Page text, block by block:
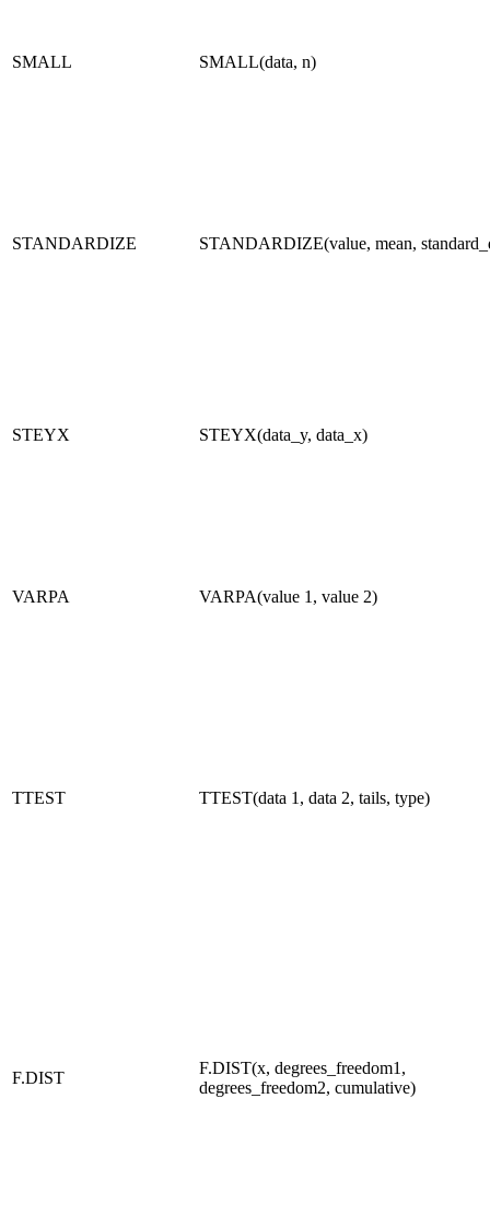
SMALL SMALL(data, n)
STANDARDIZE STANDARDIZE(value, mean,
STEYX STEYX(data_y, data_x)
VARPA VARPA(value 1, value 2)
TTEST TTEST(data 1, data 2, tails, type)
F.DIST
F.DIST(x, degrees_freedom1,
degrees_freedom2, cumulative)